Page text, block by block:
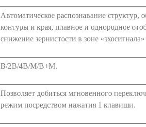
Автоматическое распознавание структур,
контуры и края, плавное и однородное
снижение зернистости в зоне «эхосигнала»
B/2B/4B/M/B+M.
Позволяет добиться мгновенного
режим посредством нажатия 1 клавиши.